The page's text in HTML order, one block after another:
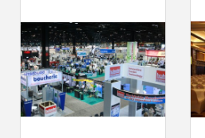
球近200家机构共
绘行业新蓝图